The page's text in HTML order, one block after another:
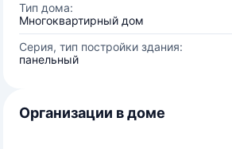
Тип дома:
Многоквартирный дом
Серия, тип постройки здания:
панельный
Организации в доме